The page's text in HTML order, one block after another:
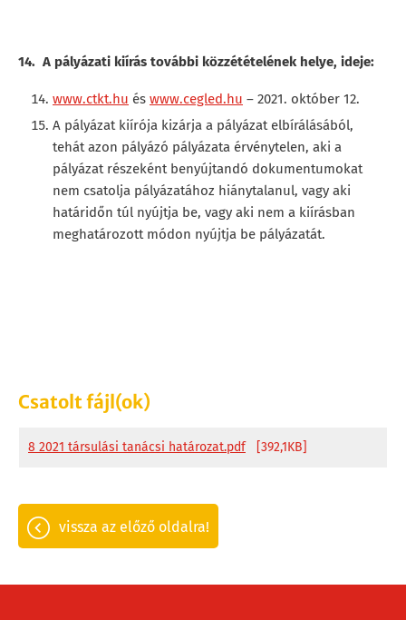
14. A pályázati kiírás további közzétételének helye, ideje:
www.ctkt.hu és www.cegled.hu – 2021. október 12.
A pályázat kiírója kizárja a pályázat elbírálásából,
tehát azon pályázó pályázata érvénytelen, aki a
pályázat részeként benyújtandó dokumentumokat
nem csatolja pályázatához hiánytalanul, vagy aki
határidőn túl nyújtja be, vagy aki nem a kiírásban
meghatározott módon nyújtja be pályázatát.
Csatolt fájl(ok)
8 2021 társulási tanácsi határozat.pdf [392,1KB]
vissza az előző oldalra!